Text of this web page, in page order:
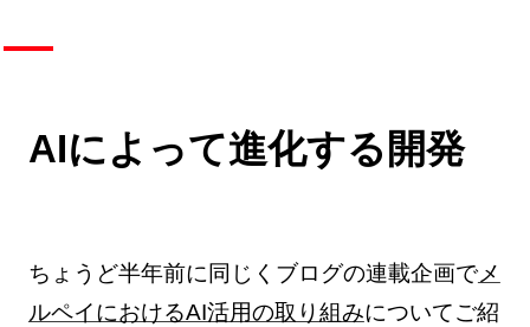
AIによって進化する開発
ちょうど半年前に同じくブログの連載企画でメ
ルペイにおけるAI活用の取り組みについてご紹